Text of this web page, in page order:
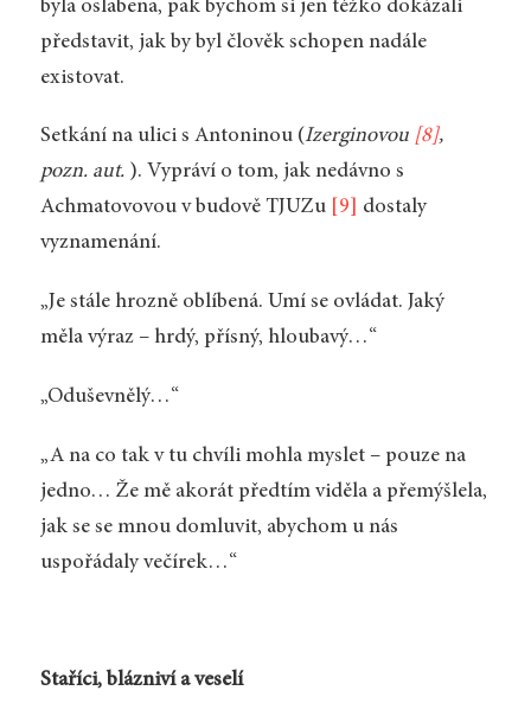
byla oslabena, pak bychom si jen těžko dokázali
představit, jak by byl člověk schopen nadále
existovat.
Setkání na ulici s Antoninou (Izerginovou [8],
pozn. aut. ). Vypráví o tom, jak nedávno s
Achmatovovou v budově TJUZu
[9]
dostaly
vyznamenání.
„Je stále hrozně oblíbená. Umí se ovládat. Jaký
měla výraz – hrdý, přísný, hloubavý…“
„Oduševnělý…“
„A na co tak v tu chvíli mohla myslet – pouze na
jedno… Že mě akorát předtím viděla a přemýšlela,
jak se se mnou domluvit, abychom u nás
uspořádaly večírek…“
Staříci, blázniví a veselí